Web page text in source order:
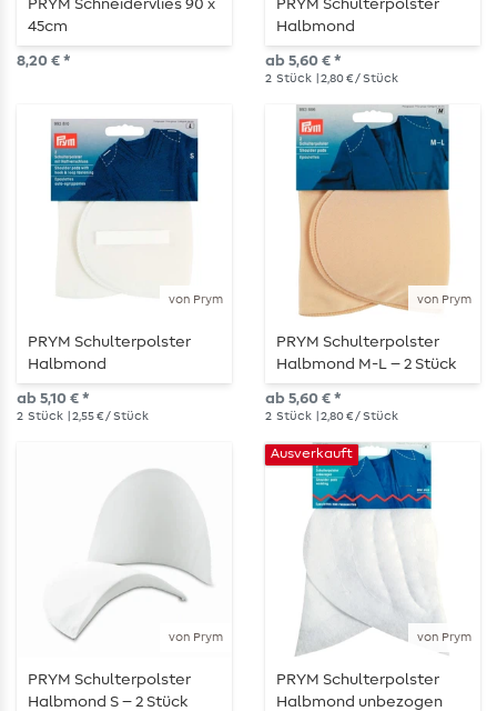
PRYM Schneidervlies 90 x
45cm
8,20 € *
PRYM Schulterpolster
Halbmond
Haftverschluss M-L – 2
Stück
ab 5,60 € *
2 Stück | 2,80 € / Stück
von Prym
PRYM Schulterpolster
Halbmond
Haftverschluss S – 2 Stück
ab 5,10 € *
2 Stück | 2,55 € / Stück
von Prym
PRYM Schulterpolster
Halbmond M-L – 2 Stück
ab 5,60 € *
2 Stück | 2,80 € / Stück
von Prym
PRYM Schulterpolster
Halbmond S – 2 Stück
von Prym
Ausverkauft
PRYM Schulterpolster
Halbmond unbezogen